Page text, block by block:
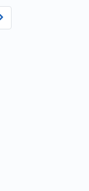
Last